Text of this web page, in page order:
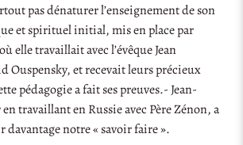
pas dénaturer l’enseignement de son
et spirituel initial, mis en place par
elle travaillait avec l’évêque Jean
Ouspensky, et recevait leurs précieux
pédagogie a fait ses preuves.- Jean-
travaillant en Russie avec Père Zénon, a
notre « savoir faire ».